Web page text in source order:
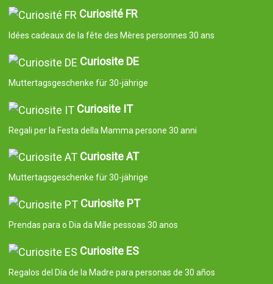
Curiosité FR
Idées cadeaux de la fête des Mères personnes 30 ans
Curiosite DE
Muttertagsgeschenke für 30-jährige
Curiosite IT
Regali per la Festa della Mamma persone 30 anni
Curiosite AT
Muttertagsgeschenke für 30-jährige
Curiosite PT
Prendas para o Dia da Mãe pessoas 30 anos
Curiosite ES
Regalos del Día de la Madre para personas de 30 años